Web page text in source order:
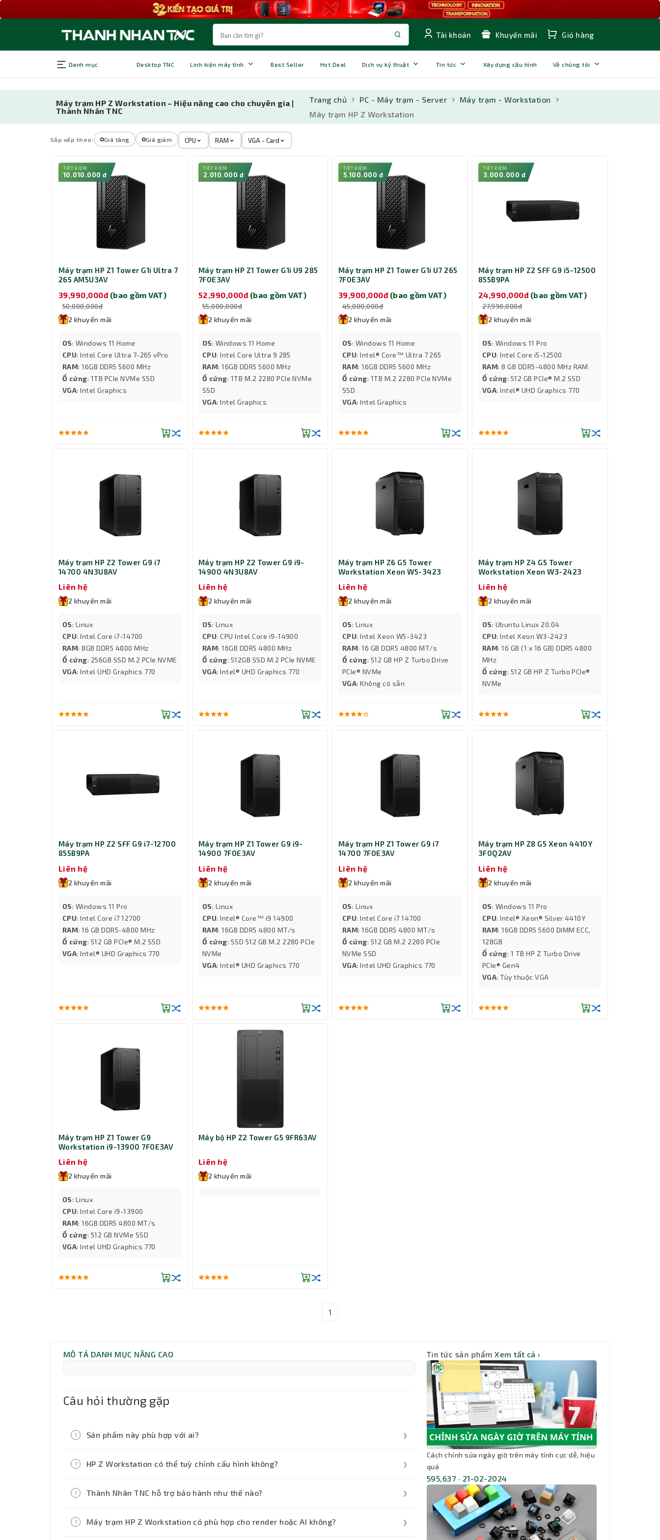
Tài khoản Khuyến mãi Giỏ hàng
Danh mục Desktop TNC Linh kiện máy tính Best Seller Hot Deal Dịch vụ kỹ thuật Tin tức Xây dựng cấu hình Về chúng tôi
Máy trạm HP Z Workstation – Hiệu năng cao cho chuyên gia |
Thành Nhân TNC
Trang chủ PC - Máy trạm - Server
Máy trạm - Workstation
Máy trạm HP Z Workstation
Sắp xếp theo: Giá tăng Giá giảm CPU RAM VGA - Card
TIẾT KIỆM
10.010.000 đ
Máy trạm HP Z1 Tower G1i Ultra 7
265 AM5U3AV
39,990,000đ (bao gồm VAT)
50,000,000đ
2 khuyến mãi
OS: Windows 11 Home
CPU: Intel Core Ultra 7-265 vPro
RAM: 16GB DDR5 5600 MHz
Ổ cứng: 1TB PCIe NVMe SSD
VGA: Intel Graphics
TIẾT KIỆM
2.010.000 đ
Máy trạm HP Z1 Tower G1i U9 285
7F0E3AV
52,990,000đ (bao gồm VAT)
55,000,000đ
2 khuyến mãi
OS: Windows 11 Home
CPU: Intel Core Ultra 9 285
RAM: 16GB DDR5 5600 MHz
Ổ cứng: 1TB M.2 2280 PCIe NVMe
SSD
VGA: Intel Graphics
TIẾT KIỆM
5.100.000 đ
Máy trạm HP Z1 Tower G1i U7 265
7F0E3AV
39,900,000đ (bao gồm VAT)
45,000,000đ
2 khuyến mãi
OS: Windows 11 Home
CPU: Intel® Core™ Ultra 7 265
RAM: 16GB DDR5 5600 MHz
Ổ cứng: 1TB M.2 2280 PCIe NVMe
SSD
VGA: Intel Graphics
TIẾT KIỆM
3.000.000 đ
Máy trạm HP Z2 SFF G9 i5-12500
855B9PA
24,990,000đ (bao gồm VAT)
27,990,000đ
2 khuyến mãi
OS: Windows 11 Pro
CPU: Intel Core i5-12500
RAM: 8 GB DDR5-4800 MHz RAM
Ổ cứng: 512 GB PCIe® M.2 SSD
VGA: Intel® UHD Graphics 770
Máy trạm HP Z2 Tower G9 i7
14700 4N3U8AV
Liên hệ
2 khuyến mãi
OS: Linux
CPU: Intel Core i7-14700
RAM: 8GB DDR5 4800 MHz
Ổ cứng: 256GB SSD M.2 PCIe NVME
VGA: Intel UHD Graphics 770
Máy trạm HP Z2 Tower G9 i9-
14900 4N3U8AV
Liên hệ
2 khuyến mãi
OS: Linux
CPU: CPU Intel Core i9-14900
RAM: 16GB DDR5 4800 MHz
Ổ cứng: 512GB SSD M.2 PCIe NVME
VGA: Intel® UHD Graphics 770
Máy trạm HP Z6 G5 Tower
Workstation Xeon W5-3423
Liên hệ
2 khuyến mãi
OS: Linux
CPU: Intel Xeon W5-3423
RAM: 16 GB DDR5 4800 MT/s
Ổ cứng: 512 GB HP Z Turbo Drive
PCIe® NVMe
VGA: Không có sẵn
Máy trạm HP Z4 G5 Tower
Workstation Xeon W3-2423
Liên hệ
2 khuyến mãi
OS: Ubuntu Linux 20.04
CPU: Intel Xeon W3-2423
RAM: 16 GB (1 x 16 GB) DDR5 4800
MHz
Ổ cứng: 512 GB HP Z Turbo PCIe®
NVMe
Máy trạm HP Z2 SFF G9 i7-12700
855B9PA
Liên hệ
2 khuyến mãi
OS: Windows 11 Pro
CPU: Intel Core i7 12700
RAM: 16 GB DDR5-4800 MHz
Ổ cứng: 512 GB PCIe® M.2 SSD
VGA: Intel® UHD Graphics 770
Máy trạm HP Z1 Tower G9 i9-
14900 7F0E3AV
Liên hệ
2 khuyến mãi
OS: Linux
CPU: Intel® Core™ i9 14900
RAM: 16GB DDR5 4800 MT/s
Ổ cứng: SSD 512 GB M.2 2280 PCIe
NVMe
VGA: Intel® UHD Graphics 770
Máy trạm HP Z1 Tower G9 i7
14700 7F0E3AV
Liên hệ
2 khuyến mãi
OS: Linux
CPU: Intel Core i7 14700
RAM: 16GB DDR5 4800 MT/s
Ổ cứng: 512 GB M.2 2280 PCIe
NVMe SSD
VGA: Intel UHD Graphics 770
Máy trạm HP Z8 G5 Xeon 4410Y
3F0Q2AV
Liên hệ
2 khuyến mãi
OS: Windows 11 Pro
CPU: Intel® Xeon® Silver 4410Y
RAM: 16GB DDR5 5600 DIMM ECC,
128GB
Ổ cứng: 1 TB HP Z Turbo Drive
PCIe® Gen4
VGA: Tùy thuộc VGA
Máy trạm HP Z1 Tower G9
Workstation i9-13900 7F0E3AV
Liên hệ
2 khuyến mãi
OS: Linux
CPU: Intel Core i9-13900
RAM: 16GB DDR5 4800 MT/s
Ổ cứng: 512 GB NVMe SSD
VGA: Intel UHD Graphics 770
Máy bộ HP Z2 Tower G5 9FR63AV
Liên hệ
2 khuyến mãi
1
MÔ TẢ DANH MỤC NÂNG CAO
Câu hỏi thường gặp
? Sản phẩm này phù hợp với ai? ❯
phim, render hoặc các tác vụ kỹ thuật nặng đòi hỏi hiệu năng ổn định.
? HP Z Workstation có thể tuỳ chỉnh cấu hình không? ❯
việc của bạn.
? Thành Nhân TNC hỗ trợ bảo hành như thế nào? ❯
cần hỗ trợ, bạn chỉ cần liên hệ với chúng tôi.
? Máy trạm HP Z Workstation có phù hợp cho render hoặc AI không? ❯
Tin tức sản phẩm Xem tất cả ›
Cách chỉnh sửa ngày giờ trên máy tính cực dễ, hiệu
quả
595,637 · 21-02-2024